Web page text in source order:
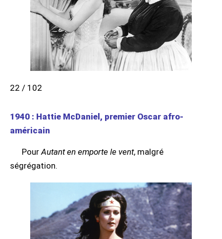
22 / 102
1940 : Hattie McDaniel, premier Oscar afro-
américain
Pour Autant en emporte le vent, malgré
ségrégation.